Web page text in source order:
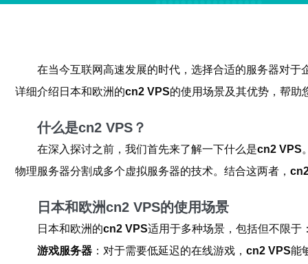
在当今互联网高速发展的时代，选择合适的服务器对于
详细介绍日本和欧洲的cn2 VPS的使用场景及其优势，帮助
什么是cn2 VPS？
在深入探讨之前，我们首先来了解一下什么是cn2 VPS
物理服务器分割成多个虚拟服务器的技术。结合这两者，
日本和欧洲cn2 VPS的使用场景
日本和欧洲的cn2 VPS适用于多种场景，包括但不限于
游戏服务器 ：对于需要低延迟的在线游戏， cn2 VPS能